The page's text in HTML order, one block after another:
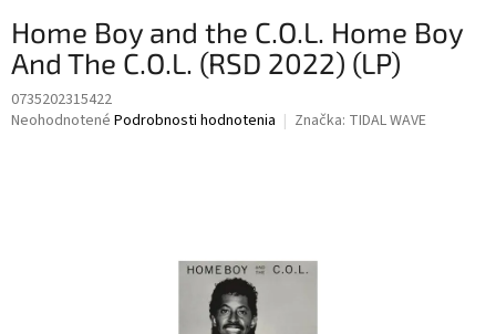
Home Boy and the C.O.L. Home Boy
And The C.O.L. (RSD 2022) (LP)
0735202315422
Priemerné
Neohodnotené Podrobnosti hodnotenia Značka: TIDAL WAVE